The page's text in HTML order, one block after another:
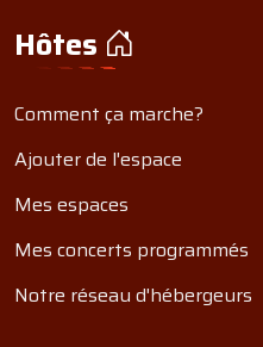
Hôtes
Comment ça marche?
Ajouter de l'espace
Mes espaces
Mes concerts programmés
Notre réseau d'hébergeurs